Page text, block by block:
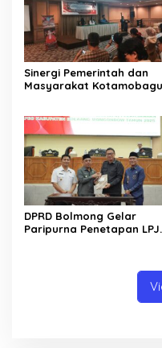
Sinergi Pemerintah dan
Masyarakat Kotamobagu
DPRD Bolmong Gelar
Paripurna Penetapan LPJ